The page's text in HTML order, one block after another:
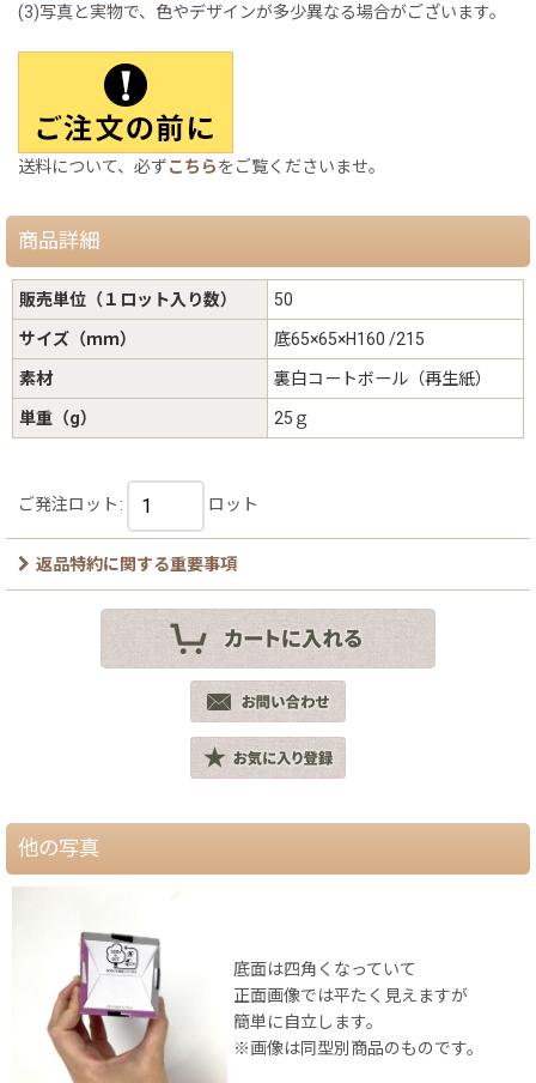
(3)写真と実物で、色やデザインが多少異なる場合がございます。
送料について、必ずこちらをご覧くださいませ。
商品詳細
販売単位（１ロット入り数） 50
サイズ（ｍｍ） 底65×65×H160 /215
素材 裏白コートボール（再生紙）
単重（g） 25ｇ
ご発注ロット : ロット
返品特約に関する重要事項
他の写真
底面は四角くなっていて
正面画像では平たく見えますが
簡単に自立します。
※画像は同型別商品のものです。